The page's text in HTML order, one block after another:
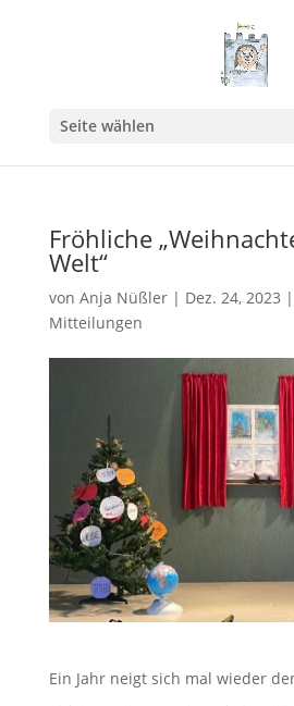
Seite wählen
Fröhliche
Welt“
von Anja Nüßler| Dez. 24, 2023 |
Mitteilungen
Ein Jahr neigt sich mal wieder